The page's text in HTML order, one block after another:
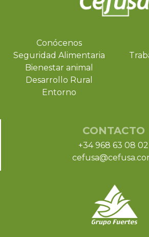
Conócenos
Seguridad Alimentaria
Bienestar animal
Desarrollo Rural
Entorno
CONTACTO
+34 968 63 08 02